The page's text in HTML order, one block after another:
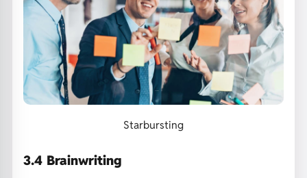
Starbursting
3.4 Brainwriting